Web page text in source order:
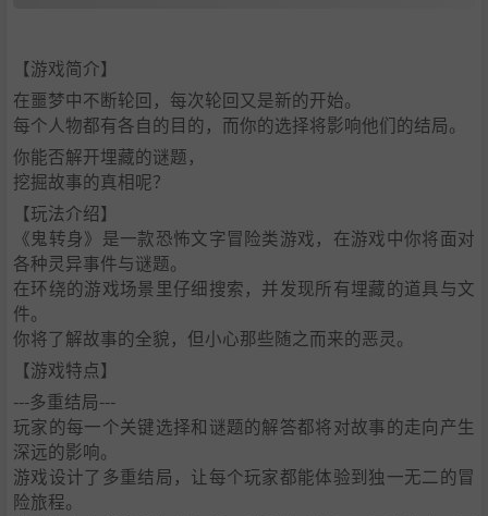
【游戏简介】
在噩梦中不断轮回，每次轮回又是新的开始。
每个人物都有各自的目的，而你的选择将影响他们的结局。
你能否解开埋藏的谜题，
挖掘故事的真相呢？
【玩法介绍】
《鬼转身》是一款恐怖文字冒险类游戏，在游戏中你将面对
各种灵异事件与谜题。
在环绕的游戏场景里仔细搜索，并发现所有埋藏的道具与文
件。
你将了解故事的全貌，但小心那些随之而来的恶灵。
【游戏特点】
---多重结局---
玩家的每一个关键选择和谜题的解答都将对故事的走向产生
深远的影响。
游戏设计了多重结局，让每个玩家都能体验到独一无二的冒
险旅程。